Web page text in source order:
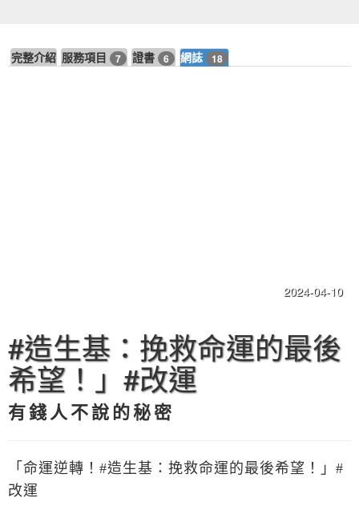
完整介紹 服務項目 7 證書 6 網誌 18
2024-04-10
#造生基：挽救命運的最後
希望！」#改運
有錢人不說的秘密
「命運逆轉！#造生基：挽救命運的最後希望！」#
改運